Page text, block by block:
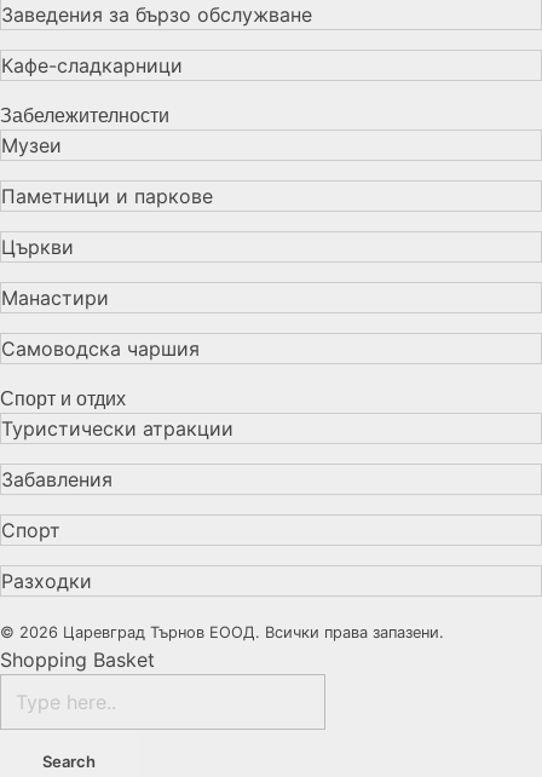
Заведения за бързо обслужване
Кафе-сладкарници
Забележителности
Музеи
Паметници и паркове
Църкви
Манастири
Самоводска чаршия
Спорт и отдих
Туристически атракции
Забавления
Спорт
Разходки
© 2026 Царевград Търнов ЕООД. Всички права запазени.
Shopping Basket